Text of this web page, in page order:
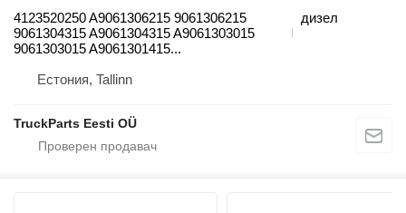
4123520250 A9061306215 9061306215
9061304315 A9061304315 A9061303015
9061303015 A9061301415...
дизел
Естония, Tallinn
TruckParts Eesti OÜ